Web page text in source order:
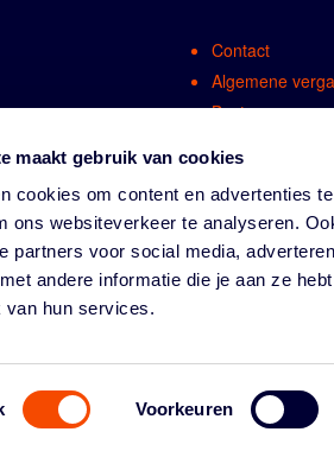
maakt gebruik van cookies
cookies om content en advertenties
ons websiteverkeer te analyseren.
partners voor social media,
andere informatie die je aan ze
van hun services.
Voorkeuren
Contact
Algemene
Bestuur
Partners
Vacatures